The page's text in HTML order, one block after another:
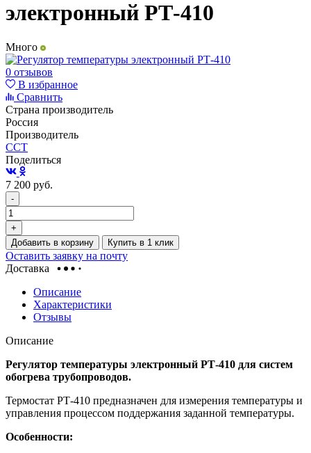
электронный РТ-410
Много
0 отзывов
В избранное
Сравнить
Страна производитель
Россия
Производитель
ССТ
Поделиться
7 200 руб.
-
+
Добавить в корзину
Купить в 1 клик
Оставить заявку на почту
Доставка
Описание
Характеристики
Отзывы
Описание
Регулятор температуры электронный РТ-410 для систем
обогрева трубопроводов.
Термостат РТ-410 предназначен для измерения температуры и
управления процессом поддержания заданной температуры.
Особенности: